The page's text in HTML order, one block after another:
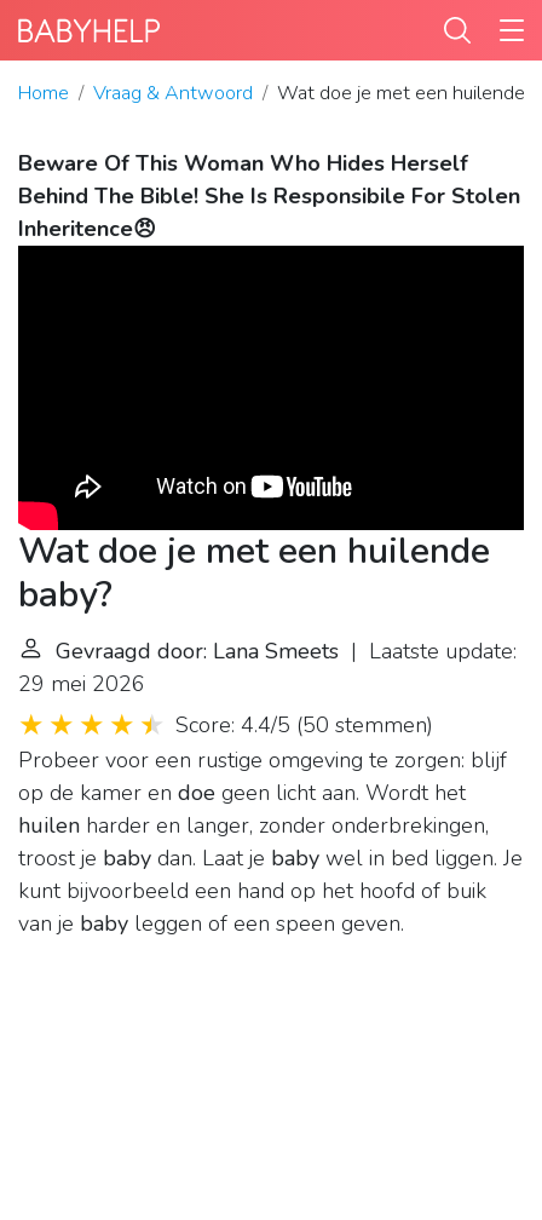
Home Vraag & Antwoord Wat doe je met een huilende
Beware Of This Woman Who Hides Herself
Behind The Bible! She Is Responsibile For Stolen
Inheritence😠
Wat doe je met een huilende
baby?
Gevraagd door: Lana Smeets | Laatste update:
29 mei 2026
Score: 4.4/5 (50 stemmen)
Probeer voor een rustige omgeving te zorgen: blijf
op de kamer en doe geen licht aan. Wordt het
huilen harder en langer, zonder onderbrekingen,
troost je baby dan. Laat je baby wel in bed liggen. Je
kunt bijvoorbeeld een hand op het hoofd of buik
van je baby leggen of een speen geven.